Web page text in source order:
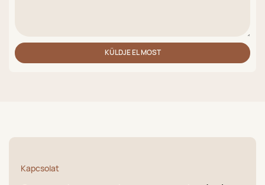
KÜLDJE EL MOST
Kapcsolat